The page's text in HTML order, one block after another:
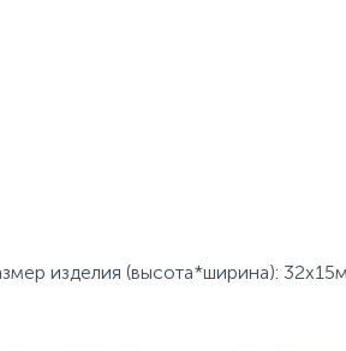
изделия (высота*ширина):